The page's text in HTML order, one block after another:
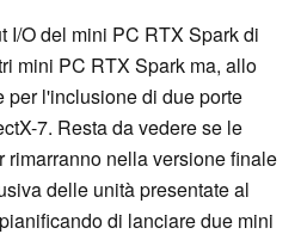
I/O del mini PC RTX Spark di
mini PC RTX Spark ma, allo
per l'inclusione di due porte
7. Resta da vedere se le
rimarranno nella versione finale
delle unità presentate al
di lanciare due mini